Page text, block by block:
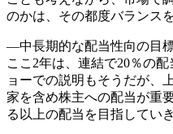
のかは、その都度バランス
―中長期的な配当性向の目
ここ2年は、連結で20％の
ョーでの説明もそうだが、
家を含め株主への配当が重
る以上の配当を目指してい